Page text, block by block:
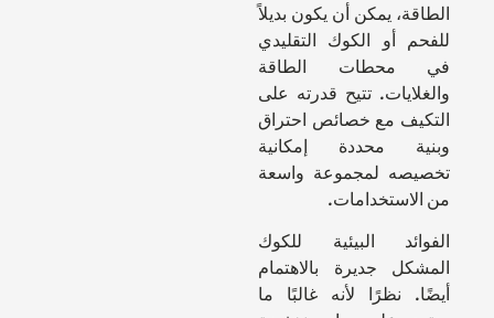
الطاقة، يمكن أن يكون بديلاً
للفحم أو الكوك التقليدي
في محطات الطاقة
والغلايات. تتيح قدرته على
التكيف مع خصائص احتراق
وبنية محددة إمكانية
تخصيصه لمجموعة واسعة
من الاستخدامات.
الفوائد البيئية للكوك
المشكل جديرة بالاهتمام
أيضًا. نظرًا لأنه غالبًا ما